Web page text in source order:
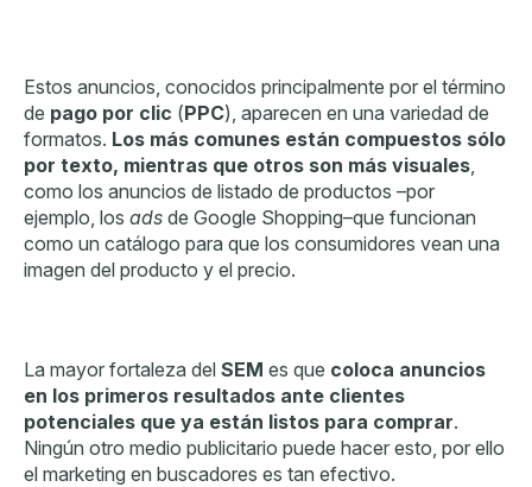
Estos anuncios, conocidos principalmente por el término
de pago por clic (PPC), aparecen en una variedad de
formatos. Los más comunes están compuestos sólo
por texto, mientras que otros son más visuales
como los anuncios de listado de productos –por
ejemplo, los ads de Google Shopping–que funcionan
como un catálogo para que los consumidores vean una
imagen del producto y el precio.
La mayor fortaleza del SEM es que coloca anuncios
en los primeros resultados ante clientes
potenciales que ya están listos para comprar.
Ningún otro medio publicitario puede hacer esto, por ello
el marketing en buscadores es tan efectivo.